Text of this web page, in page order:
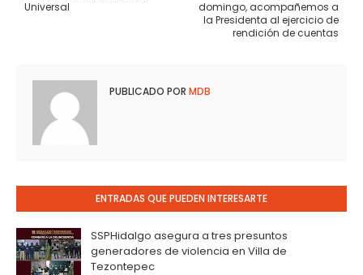
domingo, acompañemos a
la Presidenta al ejercicio de
rendición de cuentas
Universal
PUBLICADO POR MDB
ENTRADAS QUE PUEDEN INTERESARTE
SSPHidalgo asegura a tres presuntos
generadores de violencia en Villa de
Tezontepec